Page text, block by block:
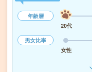
年齢層
20代
男女比率
女性